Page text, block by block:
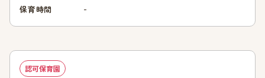
保育時間 -
認可保育園